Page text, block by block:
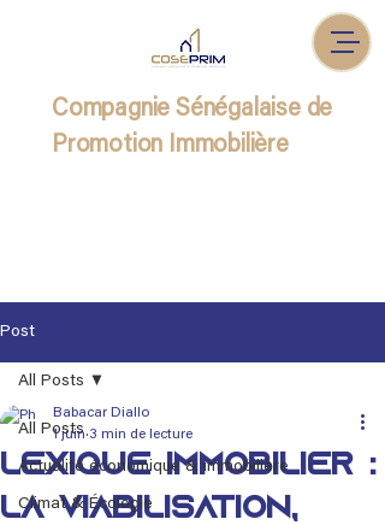
Compagnie Sénégalaise de
Promotion Immobilière
Post
All Posts
Actualité économique & immobilière
Climat & Écologie
All Posts
Lexique Immobilier :
La viabilisation,
Babacar Diallo
1 juin 3 min de lecture